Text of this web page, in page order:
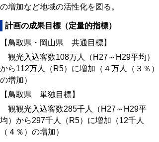
の増加など地域の活性化を図る。
計画の成果目標（定量的指標）
【鳥取県・岡山県 共通目標】
観光入込客数108万人（H27～H29平均）
から112万人（R5）に増加（４万人（３％）
の増加）
【鳥取県 単独目標】
観観光入込客数285千人（H27～H29平
均）から297千人（R5）に増加（12千人
（４％）の増加）